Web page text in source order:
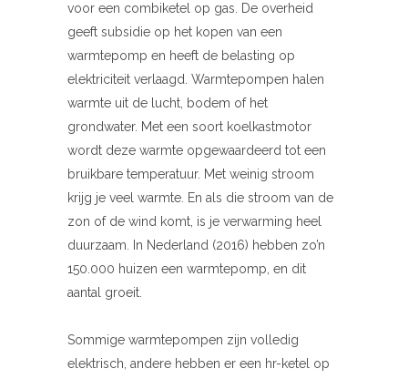
voor een combiketel op gas. De overheid
geeft subsidie op het kopen van een
warmtepomp en heeft de belasting op
elektriciteit verlaagd. Warmtepompen halen
warmte uit de lucht, bodem of het
grondwater. Met een soort koelkastmotor
wordt deze warmte opgewaardeerd tot een
bruikbare temperatuur. Met weinig stroom
krijg je veel warmte. En als die stroom van de
zon of de wind komt, is je verwarming heel
duurzaam. In Nederland (2016) hebben zo’n
150.000 huizen een warmtepomp, en dit
aantal groeit.
Sommige warmtepompen zijn volledig
elektrisch, andere hebben er een hr-ketel op